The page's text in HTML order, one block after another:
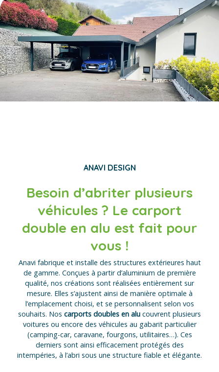
ANAVI DESIGN
Besoin d’abriter plusieurs
véhicules ? Le carport
double en alu est fait pour
vous !
Anavi fabrique et installe des structures extérieures haut
de gamme. Conçues à partir d’aluminium de première
qualité, nos créations sont réalisées entièrement sur
mesure. Elles s’ajustent ainsi de manière optimale à
l’emplacement choisi, et se personnalisent selon vos
souhaits. Nos carports doubles en alu couvrent plusieurs
voitures ou encore des véhicules au gabarit particulier
(camping-car, caravane, fourgons, utilitaires…). Ces
derniers sont ainsi efficacement protégés des
intempéries, à l’abri sous une structure fiable et élégante.